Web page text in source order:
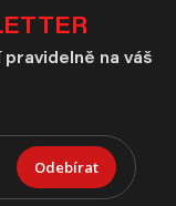
na váš
Odebírat